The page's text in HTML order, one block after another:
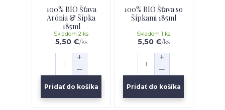
100% BIO Šťava
Arónia & Šípka
185ml
5,50 €/ks
Skladom 2 ks
Pridať do košíka
100% BIO Šťava so
Šípkami 185ml
5,50 €/ks
Skladom 1 ks
Pridať do košíka